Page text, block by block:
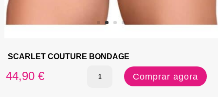
SCARLET COUTURE BONDAGE
44,90 €
Quantidade
Comprar agora